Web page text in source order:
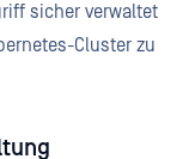
sicher verwaltet
Cluster zu